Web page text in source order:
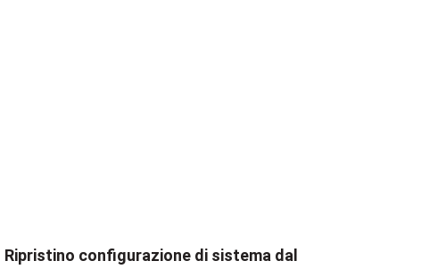
Ripristino configurazione di sistema dal